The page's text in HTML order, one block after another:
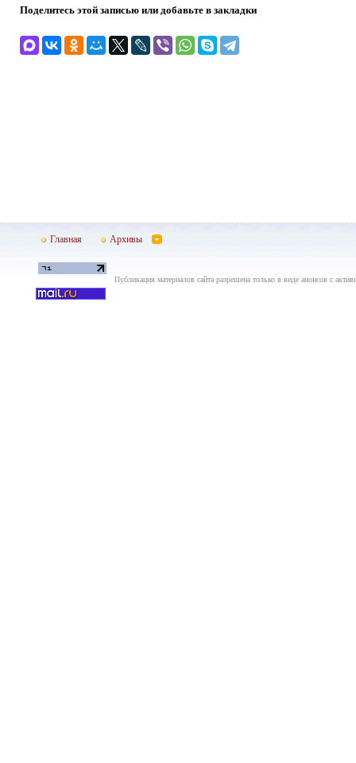
Поделитесь этой записью или добавьте в закладки
Главная Архивы
Публикация материалов сайта разрешена только в виде анонсов с